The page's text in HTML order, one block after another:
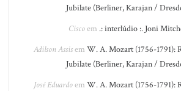
Jubilate (Berliner, Karajan /
Ciscoem .: interlúdio :. Joni
Adilson Assisem W. A. Mozart (1756-1791):
Jubilate (Berliner, Karajan /
José Eduardoem W. A. Mozart (1756-1791):